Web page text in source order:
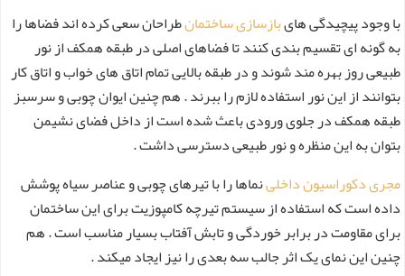
با وجود پیچیدگی هایبازسازی ساختمانطراحان سعی کرده اند فضاها را
به گونه ای تقسیم بندی کنند تا فضاهای اصلی در طبقه همکف از نور
طبیعی روز بهره مند شوند و در طبقه بالایی تمام اتاق های خواب و اتاق کار
بتوانند از این نور استفاده لازم را ببرند . هم چنین ایوان چوبی و سرسبز
طبقه همکف در جلوی ورودی باعث شده است از داخل فضای نشیمن
بتوان به این منظره و نور طبیعی دسترسی داشت .
مجری دکوراسیون داخلینماها را با تیرهای چوبی و عناصر سیاه پوشش
داده است که استفاده از سیستم تیرچه کامپوزیت برای این ساختمان
برای مقاومت در برابر خوردگی و تابش آفتاب بسیار مناسب است . هم
چنین این نمای یک اثر جالب سه بعدی را نیز ایجاد میکند .